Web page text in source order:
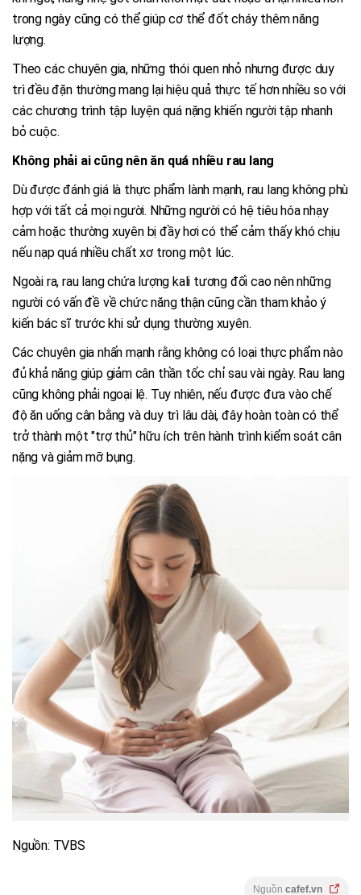
trong ngày cũng có thể giúp cơ thể đốt cháy thêm năng
lượng.
Theo các chuyên gia, những thói quen nhỏ nhưng được duy
trì đều đặn thường mang lại hiệu quả thực tế hơn nhiều so với
các chương trình tập luyện quá nặng khiến người tập nhanh
bỏ cuộc.
Không phải ai cũng nên ăn quá nhiều rau lang
Dù được đánh giá là thực phẩm lành mạnh, rau lang không phù
hợp với tất cả mọi người. Những người có hệ tiêu hóa nhạy
cảm hoặc thường xuyên bị đầy hơi có thể cảm thấy khó chịu
nếu nạp quá nhiều chất xơ trong một lúc.
Ngoài ra, rau lang chứa lượng kali tương đối cao nên những
người có vấn đề về chức năng thận cũng cần tham khảo ý
kiến bác sĩ trước khi sử dụng thường xuyên.
Các chuyên gia nhấn mạnh rằng không có loại thực phẩm nào
đủ khả năng giúp giảm cân thần tốc chỉ sau vài ngày. Rau lang
cũng không phải ngoại lệ. Tuy nhiên, nếu được đưa vào chế
độ ăn uống cân bằng và duy trì lâu dài, đây hoàn toàn có thể
trở thành một "trợ thủ" hữu ích trên hành trình kiểm soát cân
nặng và giảm mỡ bụng.
Nguồn: TVBS
Nguồn cafef.vn